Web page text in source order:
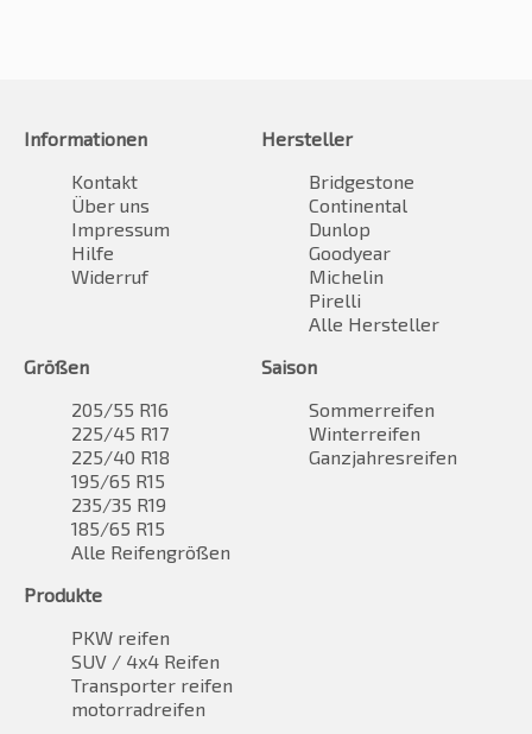
Informationen
Kontakt
Über uns
Impressum
Hilfe
Widerruf
Hersteller
Bridgestone
Continental
Dunlop
Goodyear
Michelin
Pirelli
Alle Hersteller
Größen
205/55 R16
225/45 R17
225/40 R18
195/65 R15
235/35 R19
185/65 R15
Alle Reifengrößen
Saison
Sommerreifen
Winterreifen
Ganzjahresreifen
Produkte
PKW reifen
SUV / 4x4 Reifen
Transporter reifen
motorradreifen